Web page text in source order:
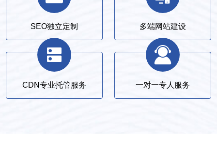
SEO独立定制 多端网站建设
CDN专业托管服务 一对一专人服务